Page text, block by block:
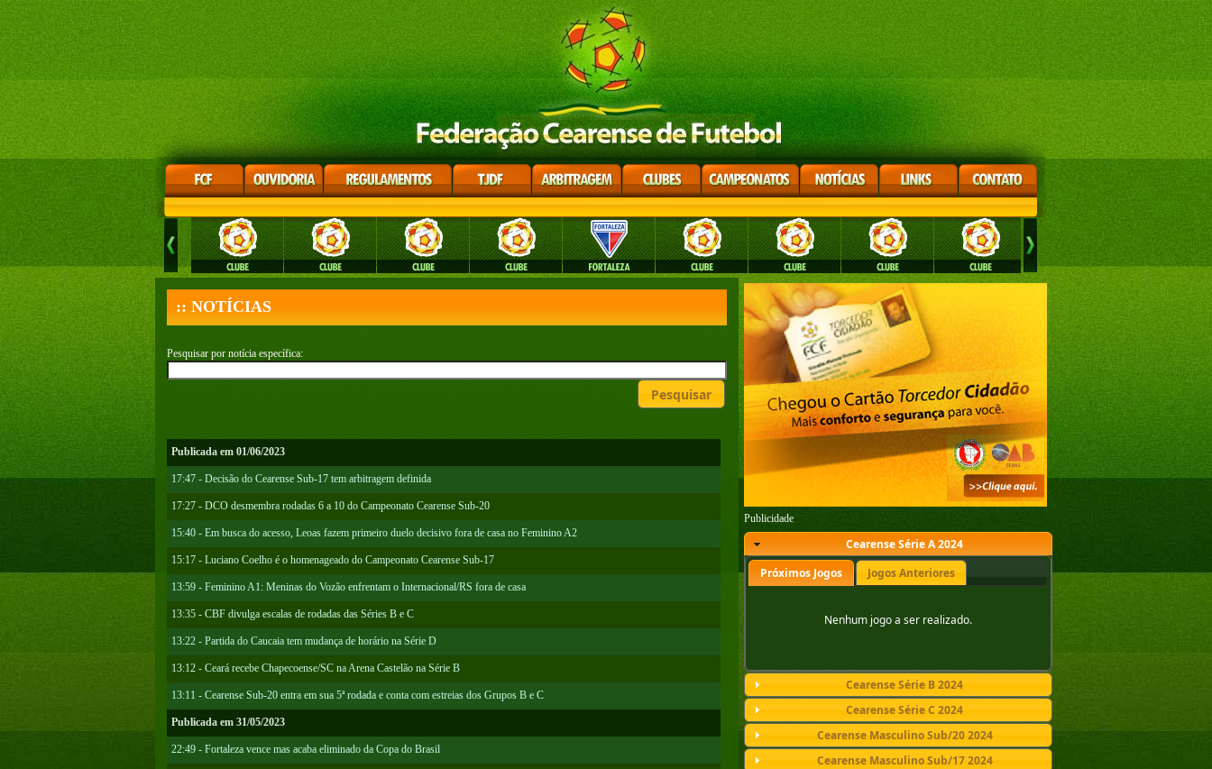
:: NOTÍCIAS
Pesquisar por notícia específica:
Pesquisar
Publicada em 01/06/2023
17:47 - Decisão do Cearense Sub-17 tem arbitragem definida
17:27 - DCO desmembra rodadas 6 a 10 do Campeonato Cearense Sub-20
15:40 - Em busca do acesso, Leoas fazem primeiro duelo decisivo fora de casa no Feminino A2
15:17 - Luciano Coelho é o homenageado do Campeonato Cearense Sub-17
13:59 - Feminino A1: Meninas do Vozão enfrentam o Internacional/RS fora de casa
13:35 - CBF divulga escalas de rodadas das Séries B e C
13:22 - Partida do Caucaia tem mudança de horário na Série D
13:12 - Ceará recebe Chapecoense/SC na Arena Castelão na Série B
13:11 - Cearense Sub-20 entra em sua 5ª rodada e conta com estreias dos Grupos B e C
Publicada em 31/05/2023
22:49 - Fortaleza vence mas acaba eliminado da Copa do Brasil
Publicidade
Cearense Série A 2024
Próximos Jogos
Jogos Anteriores
Nenhum jogo a ser realizado.
Cearense Série B 2024
Cearense Série C 2024
Cearense Masculino Sub/20 2024
Cearense Masculino Sub/17 2024